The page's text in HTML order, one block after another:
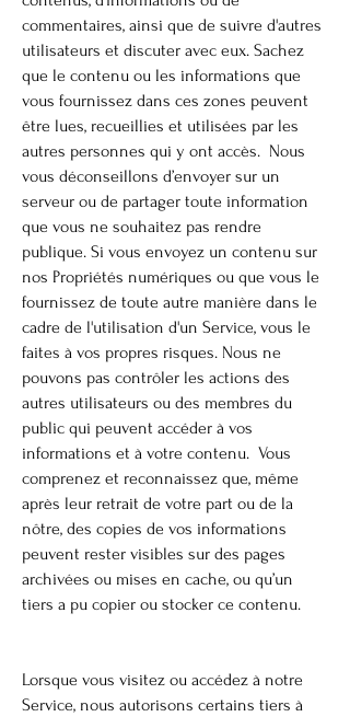
commentaires, ainsi que de suivre d'autres
utilisateurs et discuter avec eux. Sachez
que le contenu ou les informations que
vous fournissez dans ces zones peuvent
être lues, recueillies et utilisées par les
autres personnes qui y ont accès. Nous
vous déconseillons d’envoyer sur un
serveur ou de partager toute information
que vous ne souhaitez pas rendre
publique. Si vous envoyez un contenu sur
nos Propriétés numériques ou que vous le
fournissez de toute autre manière dans le
cadre de l'utilisation d'un Service, vous le
faites à vos propres risques. Nous ne
pouvons pas contrôler les actions des
autres utilisateurs ou des membres du
public qui peuvent accéder à vos
informations et à votre contenu. Vous
comprenez et reconnaissez que, même
après leur retrait de votre part ou de la
nôtre, des copies de vos informations
peuvent rester visibles sur des pages
archivées ou mises en cache, ou qu’un
tiers a pu copier ou stocker ce contenu.
Lorsque vous visitez ou accédez à notre
Service, nous autorisons certains tiers à